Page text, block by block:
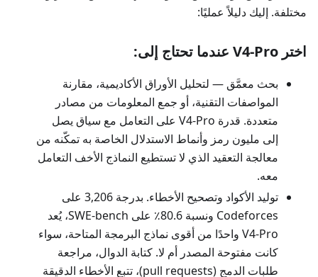
مختلفة. إليك دليلاً عمليًا:
اختر V4-Pro عندما تحتاج إلى:
بحث معمَّق — لتحليل الأوراق الأكاديمية، مقارنة
المواصفات التقنية، أو جمع المعلومات من مصادر
متعددة. قدرة V4-Pro على التعامل مع سياق يصل
إلى مليون رمز وأنماط الاستدلال الخاصة به تمكّنه من
معالجة التعقيد الذي لا تستطيع النماذج الأخف التعامل
معه.
توليد الأكواد وتصحيح الأخطاء. بدرجة 3,206 على
Codeforces ونسبة 80.6٪ على SWE-bench، يُعد
V4-Pro واحدًا من أقوى نماذج البرمجة المتاحة، سواء
كانت مفتوحة المصدر أم لا. كتابة الدوال، مراجعة
طلبات الدمج (pull requests)، تتبع الأخطاء الدقيقة